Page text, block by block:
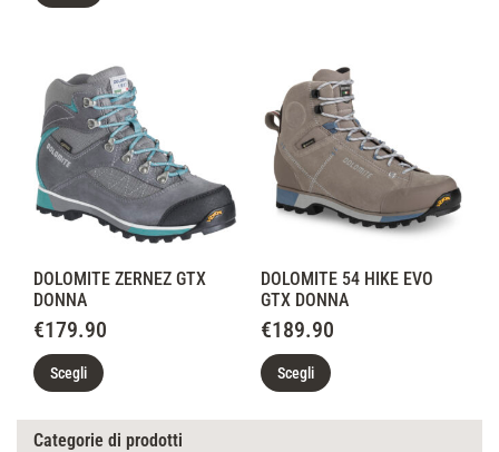
DOLOMITE ZERNEZ GTX
DONNA
€179.90
Scegli
DOLOMITE 54 HIKE EVO
GTX DONNA
€189.90
Scegli
Categorie di prodotti